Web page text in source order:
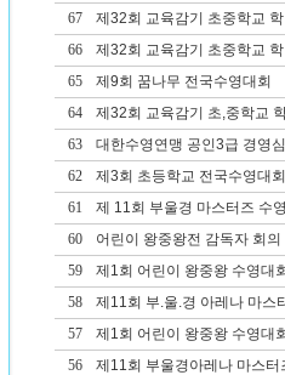
67
제32회 교육감기 초중학교
66
제32회 교육감기 초중학교
65
제9회 꿈나무 전국수영대회
64
제32회 교육감기 초,중학교
63
대한수영연맹 공인3급 경영
62
제3회 초등학교 전국수영대회
61
제 11회 부울경 마스터즈 수
60
어린이 왕중왕전 감독자 회의
59
제1회 어린이 왕중왕 수영대
58
제11회 부.울.경 아레나 마스
57
제1회 어린이 왕중왕 수영대
56
제11회 부울경아레나 마스터